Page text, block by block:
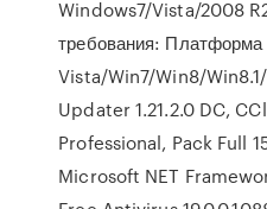
Windows7/Vista/2008
требования: Платформа
Vista/Win7/Win8/
Updater 1.21.2.0 DC,
Professional, Pack Full
Microsoft NET